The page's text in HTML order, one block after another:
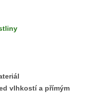
vlhkostí a přímým